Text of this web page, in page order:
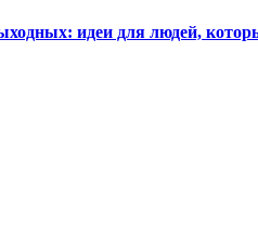
идеи для людей,